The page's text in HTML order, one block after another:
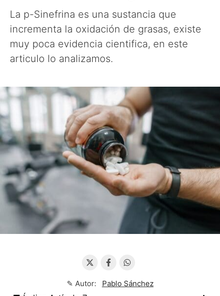
La p-Sinefrina es una sustancia que
incrementa la oxidación de grasas, existe
muy poca evidencia cientifica, en este
articulo lo analizamos.
✎ Autor: Pablo Sánchez